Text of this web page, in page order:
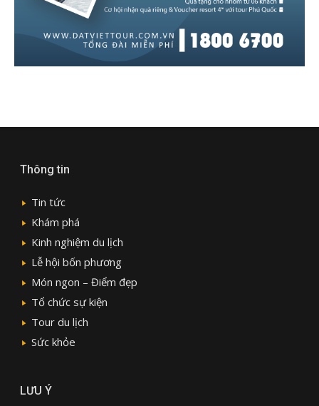
Thông tin
Tin tức
Khám phá
Kinh nghiệm du lịch
Lễ hội bốn phương
Món ngon – Điểm đẹp
Tổ chức sự kiện
Tour du lịch
Sức khỏe
LƯU Ý